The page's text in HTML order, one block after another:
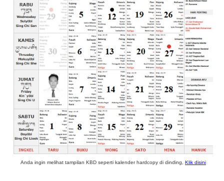
Anda ingin melihat tampilan KBD seperti kalender hardcopy di dinding, Klik disini